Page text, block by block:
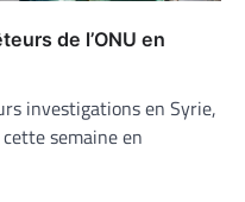
de l’ONU en
investigations en Syrie,
semaine en